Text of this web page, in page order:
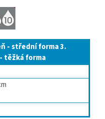
- střední forma3.
těžká forma